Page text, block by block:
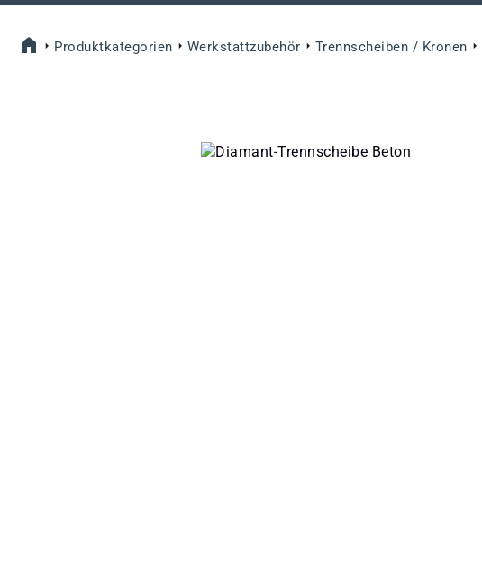
Produktkategorien Werkstattzubehör Trennscheiben / Kronen